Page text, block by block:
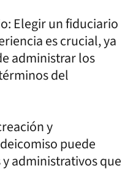
Elegir un fiduciario
es crucial, ya
administrar los
del
y
puede
administrativos que